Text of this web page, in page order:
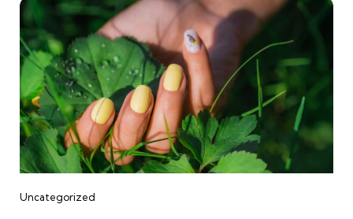
navigation
Uncategorized